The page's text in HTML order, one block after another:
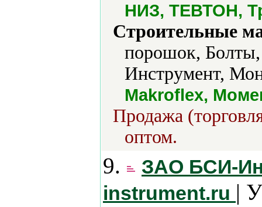
НИЗ, ТЕВТОН,
Строительные
порошок, Болты,
Инструмент,
Makroflex,
Продажа
оптом.
9.
ЗАО БСИ-
instrument.ru |